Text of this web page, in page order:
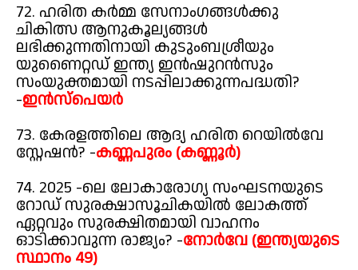
72. ഹരിത കർമ്മ സേനാംഗങ്ങൾക്കു
ചികിത്സ ആനുകൂല്യങ്ങൾ
ലഭിക്കുന്നതിനായി കുടുംബശ്രീയും
യുണൈറ്റഡ് ഇന്ത്യ ഇൻഷുറൻസും
സംയുക്തമായി നടപ്പിലാക്കുന്നപദ്ധതി?
-ഇൻസ്പെയർ
73. കേരളത്തിലെ ആദ്യ ഹരിത റെയിൽവേ
സ്റ്റേഷൻ? -കണ്ണപുരം (കണ്ണൂർ)
74. 2025 -ലെ ലോകാരോഗ്യ സംഘടനയുടെ
റോഡ് സുരക്ഷാസൂചികയിൽ ലോകത്ത്
ഏറ്റവും സുരക്ഷിതമായി വാഹനം
ഓടിക്കാവുന്ന രാജ്യം? -നോർവേ (ഇന്ത്യയുടെ
സ്ഥാനം 49)